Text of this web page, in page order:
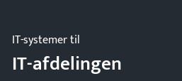
IT-systemer til
IT-afdelingen